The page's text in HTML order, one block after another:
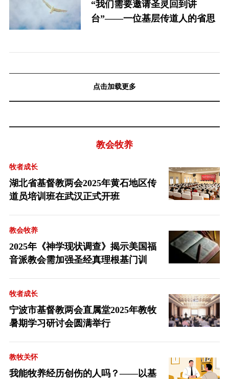
“我们需要邀请圣灵回到讲
台”——一位基层传道人的省思
点击加载更多
教会牧养
牧者成长
湖北省基督教两会2025年黄石地区传
道员培训班在武汉正式开班
教会牧养
2025年《神学现状调查》揭示美国福
音派教会需加强圣经真理根基门训
牧者成长
宁波市基督教两会直属堂2025年教牧
暑期学习研讨会圆满举行
教牧关怀
我能牧养经历创伤的人吗？——以基